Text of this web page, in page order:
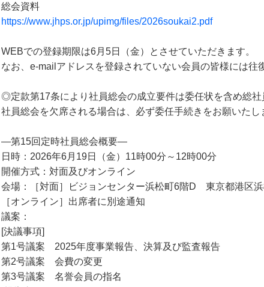
総会資料
https://www.jhps.or.jp/upimg/files/2026soukai2.pdf
WEBでの登録期限は6月5日（金）とさせていただきます。
なお、e-mailアドレスを登録されていない会員の皆様には往
◎定款第17条により社員総会の成立要件は委任状を含め総社
社員総会を欠席される場合は、必ず委任手続きをお願いたし
―第15回定時社員総会概要―
日時：2026年6月19日（金）11時00分～12時00分
開催方式：対面及びオンライン
会場：［対面］ビジョンセンター浜松町6階D 東京都港区
［オンライン］出席者に別途通知
議案：
[決議事項]
第1号議案 2025年度事業報告、決算及び監査報告
第2号議案 会費の変更
第3号議案 名誉会員の指名